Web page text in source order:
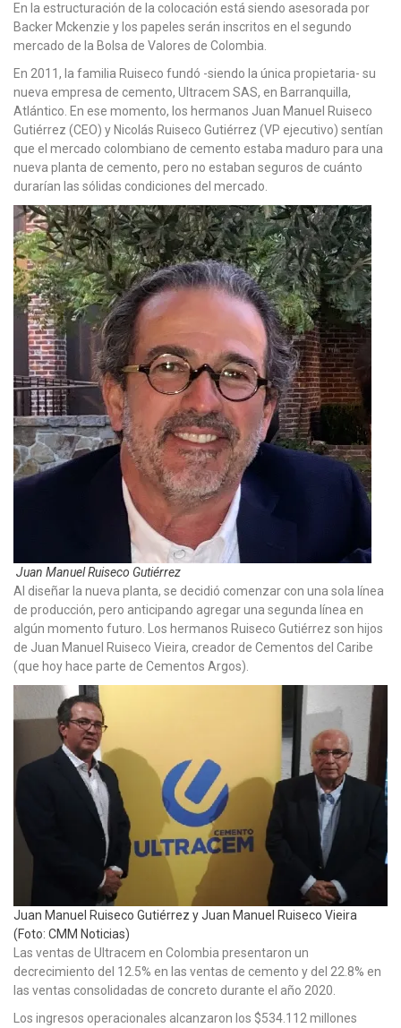
En la estructuración de la colocación está siendo asesorada por
Backer Mckenzie y los papeles serán inscritos en el segundo
mercado de la Bolsa de Valores de Colombia.
En 2011, la familia Ruiseco fundó -siendo la única propietaria- su
nueva empresa de cemento, Ultracem SAS, en Barranquilla,
Atlántico. En ese momento, los hermanos Juan Manuel Ruiseco
Gutiérrez (CEO) y Nicolás Ruiseco Gutiérrez (VP ejecutivo) sentían
que el mercado colombiano de cemento estaba maduro para una
nueva planta de cemento, pero no estaban seguros de cuánto
durarían las sólidas condiciones del mercado.
Juan Manuel Ruiseco Gutiérrez
Al diseñar la nueva planta, se decidió comenzar con una sola línea
de producción, pero anticipando agregar una segunda línea en
algún momento futuro. Los hermanos Ruiseco Gutiérrez son hijos
de Juan Manuel Ruiseco Vieira, creador de Cementos del Caribe
(que hoy hace parte de Cementos Argos).
Juan Manuel Ruiseco Gutiérrez y Juan Manuel Ruiseco Vieira
(Foto: CMM Noticias)
Las ventas de Ultracem en Colombia presentaron un
decrecimiento del 12.5% en las ventas de cemento y del 22.8% en
las ventas consolidadas de concreto durante el año 2020.
Los ingresos operacionales alcanzaron los $534.112 millones